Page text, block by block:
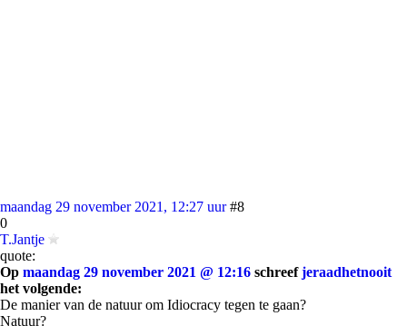
maandag 29 november 2021, 12:27 uur #8
0
T.Jantje
quote:
Op maandag 29 november 2021 @ 12:16 schreefjeraadhetnooit
het volgende:
De manier van de natuur om Idiocracy tegen te gaan?
Natuur?